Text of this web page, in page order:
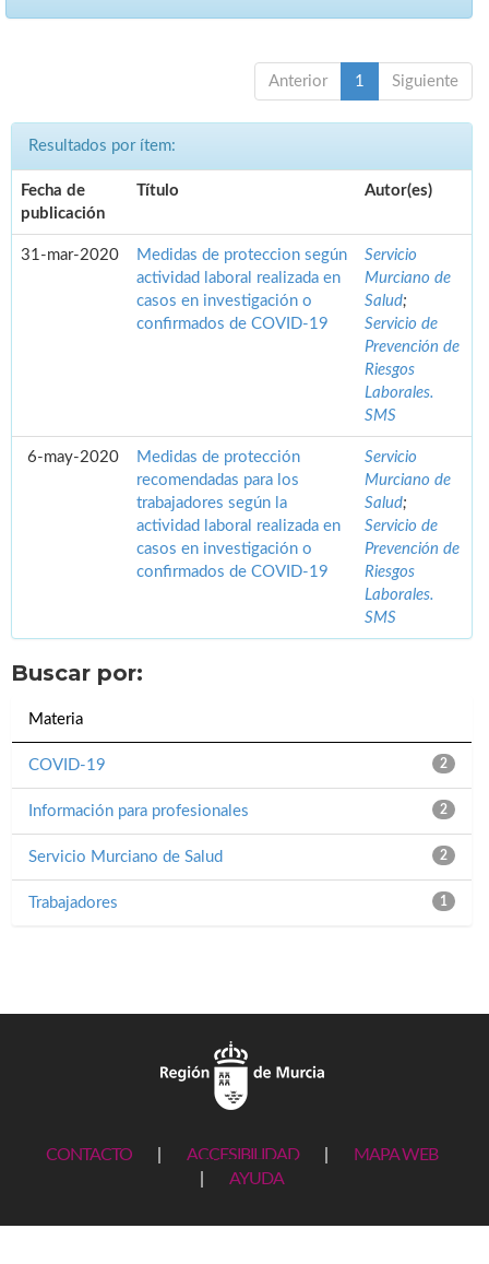
Anterior 1 Siguiente
Resultados por ítem:
Fecha de
publicación
Título Autor(es)
31-mar-2020
Medidas de proteccion según
actividad laboral realizada en
casos en investigación o
confirmados de COVID-19
Servicio
Murciano de
Salud;
Servicio de
Prevención de
Riesgos
Laborales.
SMS
6-may-2020
Medidas de protección
recomendadas para los
trabajadores según la
actividad laboral realizada en
casos en investigación o
confirmados de COVID-19
Servicio
Murciano de
Salud;
Servicio de
Prevención de
Riesgos
Laborales.
SMS
Buscar por:
Materia
2
COVID-19
2
Información para profesionales
2
Servicio Murciano de Salud
1
Trabajadores
CONTACTO ACCESIBILIDAD
MAPA WEB
AYUDA